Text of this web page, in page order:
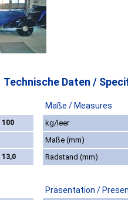
Technische Daten /
Maße / Measures
100
kg/leer
Maße (mm)
13,0 Radstand (mm)
Präsentation /